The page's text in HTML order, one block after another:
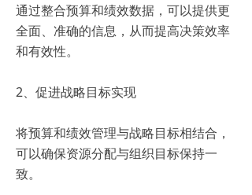
通过整合预算和绩效数据，可以提供更
全面、准确的信息，从而提高决策效率
和有效性。
2、促进战略目标实现
将预算和绩效管理与战略目标相结合，
可以确保资源分配与组织目标保持一
致。